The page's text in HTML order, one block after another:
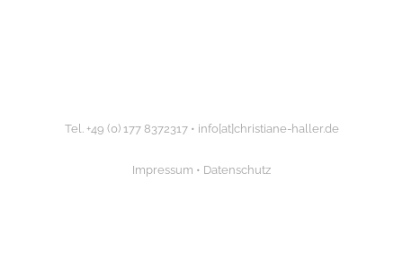
Tel. +49 (0) 177 8372317 • info[at]christiane-haller.de
Impressum • Datenschutz